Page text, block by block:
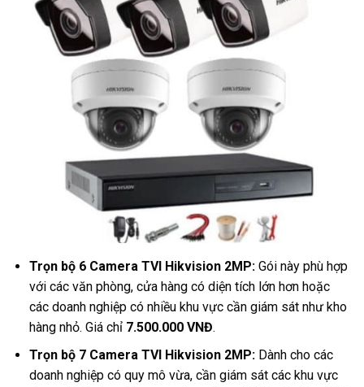
Trọn bộ 6 Camera TVI Hikvision 2MP:Gói này phù hợp
với các văn phòng, cửa hàng có diện tích lớn hơn hoặc
các doanh nghiệp có nhiều khu vực cần giám sát như kho
hàng nhỏ. Giá chỉ 7.500.000 VNĐ.
Trọn bộ 7 Camera TVI Hikvision 2MP:Dành cho các
doanh nghiệp có quy mô vừa, cần giám sát các khu vực